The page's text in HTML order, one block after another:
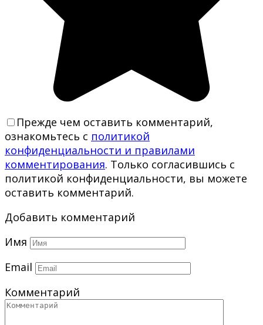
Прежде чем оставить комментарий,
ознакомьтесь с политикой
конфиденциальности и правилами
комментирования. Только согласившись с
политикой конфиденциальности, вы можете
оставить комментарий.
Добавить комментарий
Имя
Email
Комментарий